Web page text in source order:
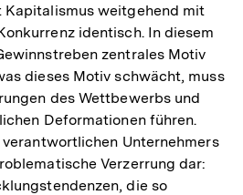
Auflösung
der
Fußnote
Kapitalismus weitgehend mit
identisch. In diesem
zentrales Motiv
dieses Motiv schwächt, muss
des Wettbewerbs und
Deformationen führen.
Unternehmers
Verzerrung dar:
die so